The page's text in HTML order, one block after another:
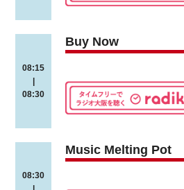
08:15
|
08:30
Buy Now
08:30
Music Melting Pot